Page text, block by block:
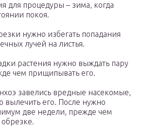
для процедуры – зима, когда
покоя.
нужно избегать попадания
лучей на листья.
растения нужно выждать пару
чем прищипывать его.
завелись вредные насекомые,
вылечить его. После нужно
две недели, прежде чем
обрезке.